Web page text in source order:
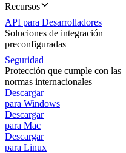
Recursos
API para Desarrolladores
Soluciones de integración
preconfiguradas
Seguridad
Protección que cumple con las
normas internacionales
Descargar
para Windows
Descargar
para Mac
Descargar
para Linux